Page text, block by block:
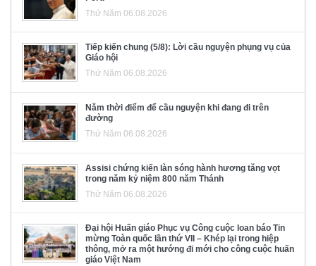
Thứ Năm 06.08.2026
Tiếp kiến chung (5/8): Lời cầu nguyện phụng vụ của
Giáo hội
Thứ Năm 06.08.2026
Năm thời điểm để cầu nguyện khi đang đi trên
đường
Thứ Năm 06.08.2026
Assisi chứng kiến làn sóng hành hương tăng vọt
trong năm kỷ niệm 800 năm Thánh
Thứ Năm 06.08.2026
Đại hội Huấn giáo Phục vụ Công cuộc loan báo Tin
mừng Toàn quốc lần thứ VII – Khép lại trong hiệp
thông, mở ra một hướng đi mới cho công cuộc huấn
giáo Việt Nam